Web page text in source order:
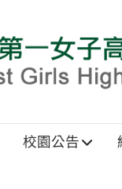
校園公告